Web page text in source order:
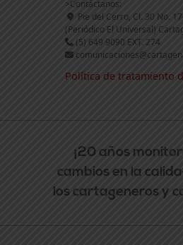
>Contáctanos:
Pie del Cerro, Cl. 30 No.
(Periódico El Universal)
(5) 649 9090 EXT. 274
Política de tratamiento
¡20 años
cambios en la
los cartageneros y